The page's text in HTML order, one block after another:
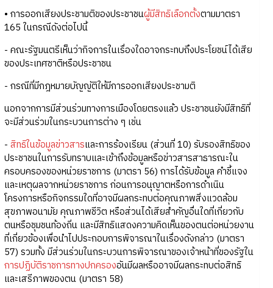
• การออกเสียงประชามติของประชาชนผู้มีสิทธิเลือกตั้งตามมาตรา
165 ในกรณีดังต่อไปนี้
- คณะรัฐมนตรีเห็นว่ากิจการในเรื่องใดอาจกระทบถึงประโยชน์ได้เสีย
ของประเทศชาติหรือประชาชน
- กรณีที่มีกฎหมายบัญญัติให้มีการออกเสียงประชามติ
นอกจากการมีส่วนร่วมทางการเมืองโดยตรงแล้ว ประชาชนยังมีสิทธิที่
จะมีส่วนร่วมในกระบวนการต่าง ๆ เช่น
- สิทธิในข้อมูลข่าวสารและการร้องเรียน (ส่วนที่ 10) รับรองสิทธิของ
ประชาชนในการรับทราบและเข้าถึงข้อมูลหรือข่าวสารสาธารณะใน
ครอบครองของหน่วยราชการ (มาตรา 56) การได้รับข้อมูล คำชี้แจง
และเหตุผลจากหน่วยราชการ ก่อนการอนุญาตหรือการดำเนิน
โครงการหรือกิจกรรมใดที่อาจมีผลกระทบต่อคุณภาพสิ่งแวดล้อม
สุขภาพอนามัย คุณภาพชีวิต หรือส่วนได้เสียสำคัญอื่นใดที่เกี่ยวกับ
ตนหรือชุมชนท้องถิ่น และมีสิทธิแสดงความคิดเห็นของตนต่อหน่วยงาน
ที่เกี่ยวข้องเพื่อนำไปประกอบการพิจารณาในเรื่องดังกล่าว (มาตรา
57) รวมทั้ง มีส่วนร่วมในกระบวนการพิจารณาของเจ้าหน้าที่ของรัฐใน
การปฏิบัติราชการทางปกครองอันมีผลหรืออาจมีผลกระทบต่อสิทธิ
และเสรีภาพของตน (มาตรา 58)